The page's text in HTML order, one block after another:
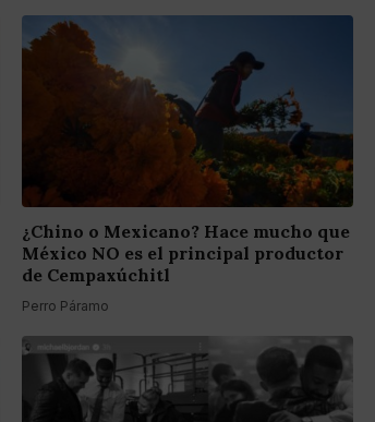
¿Chino o Mexicano? Hace mucho que
México NO es el principal productor
de Cempaxúchitl
Perro Páramo